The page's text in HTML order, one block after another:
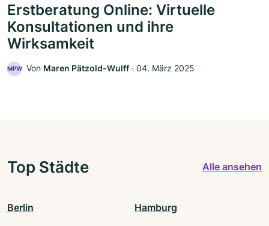
Erstberatung Online: Virtuelle
Konsultationen und ihre
Wirksamkeit
MPW Von Maren Pätzold-Wulff ‧ 04. März 2025
Top Städte Alle ansehen
Berlin Hamburg